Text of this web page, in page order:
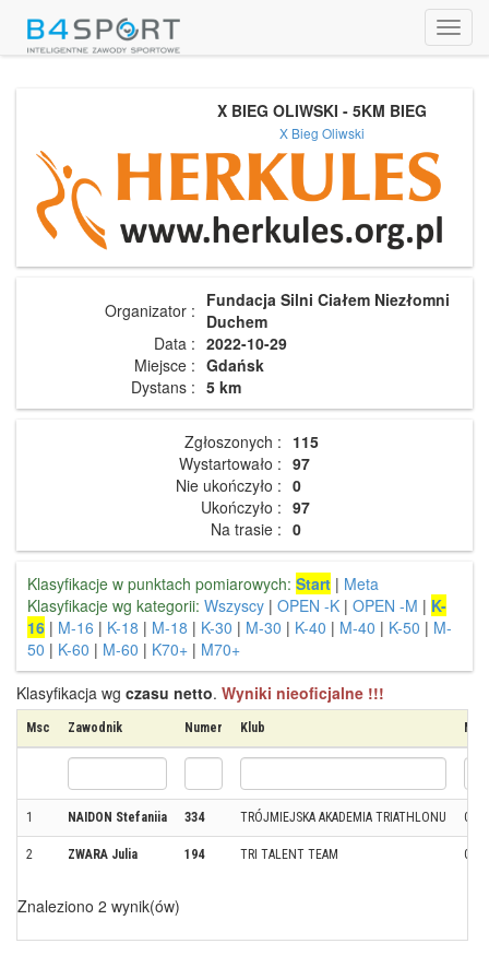
X BIEG OLIWSKI - 5KM BIEG
X Bieg Oliwski
Organizator : Fundacja Silni Ciałem Niezłomni
Duchem
Data : 2022-10-29
Miejsce : Gdańsk
Dystans : 5 km
Zgłoszonych : 115
Wystartowało : 97
Nie ukończyło : 0
Ukończyło : 97
Na trasie : 0
Klasyfikacje w punktach pomiarowych: Start | Meta
Klasyfikacje wg kategorii: Wszyscy | OPEN -K | OPEN -M | K-
16 | M-16 | K-18 | M-18 | K-30 | M-30 | K-40 | M-40 | K-50 | M-
50 | K-60 | M-60 | K70+ | M70+
Klasyfikacja wg czasu netto. Wyniki nieoficjalne !!!
Msc Zawodnik Numer Klub
1 NAIDON Stefaniia 334 TRÓJMIEJSKA AKADEMIA TRIATHLONU
2 ZWARA Julia 194 TRI TALENT TEAM
Znaleziono 2 wynik(ów)